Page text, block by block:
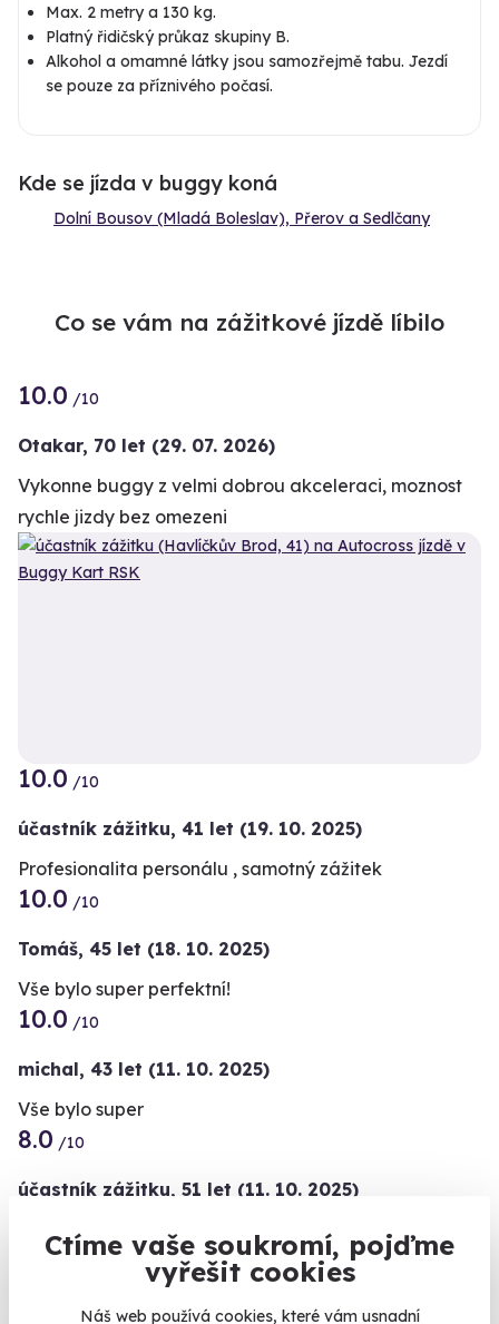
Ctíme vaše soukromí, pojďme
vyřešit cookies
Náš web používá cookies, které vám usnadní
Kalendář volných
termínů
Max. 2 metry a 130 kg.
Platný řidičský průkaz skupiny B.
Alkohol a omamné látky jsou samozřejmě tabu. Jezdí
se pouze za příznivého počasí.
Kde se jízda v buggy koná
Dolní Bousov (Mladá Boleslav), Přerov a Sedlčany
Co se vám na zážitkové jízdě líbilo
10.0 /10
Otakar, 70 let (29. 07. 2026)
Vykonne buggy z velmi dobrou akceleraci, moznost
rychle jizdy bez omezeni
10.0 /10
účastník zážitku, 41 let (19. 10. 2025)
Profesionalita personálu , samotný zážitek
10.0 /10
Tomáš, 45 let (18. 10. 2025)
Vše bylo super perfektní!
10.0 /10
michal, 43 let (11. 10. 2025)
Vše bylo super
8.0 /10
účastník zážitku, 51 let (11. 10. 2025)
Vše vyšlo jak mělo. Maximální spokojenost.
Zobrazit 15 dalších